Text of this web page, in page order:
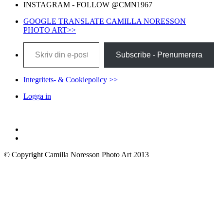
INSTAGRAM - FOLLOW @CMN1967
GOOGLE TRANSLATE CAMILLA NORESSON
PHOTO ART>>
Skriv din e-post …
Subscribe - Prenumerera
Integritets- & Cookiepolicy >>
Logga in
© Copyright Camilla Noresson Photo Art 2013